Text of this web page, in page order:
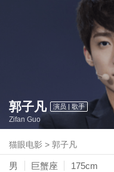
郭子凡 演员 | 歌手
Zifan Guo
猫眼电影 >郭子凡
男 巨蟹座
175cm